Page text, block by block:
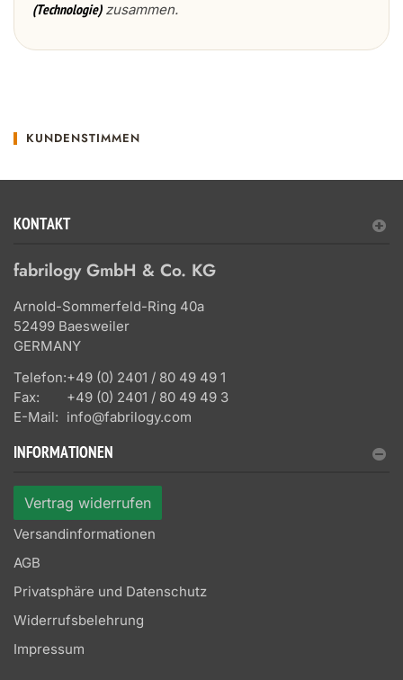
(Technologie)zusammen.
KUNDENSTIMMEN
KONTAKT
fabrilogy GmbH & Co. KG
Arnold-Sommerfeld-Ring 40a
52499 Baesweiler
GERMANY
Telefon:+49 (0) 2401 / 80 49 49 1
Fax:
+49 (0) 2401 / 80 49 49 3
E-Mail: info@fabrilogy.com
INFORMATIONEN
Vertrag widerrufen
Versandinformationen
AGB
Privatsphäre und Datenschutz
Widerrufsbelehrung
Impressum